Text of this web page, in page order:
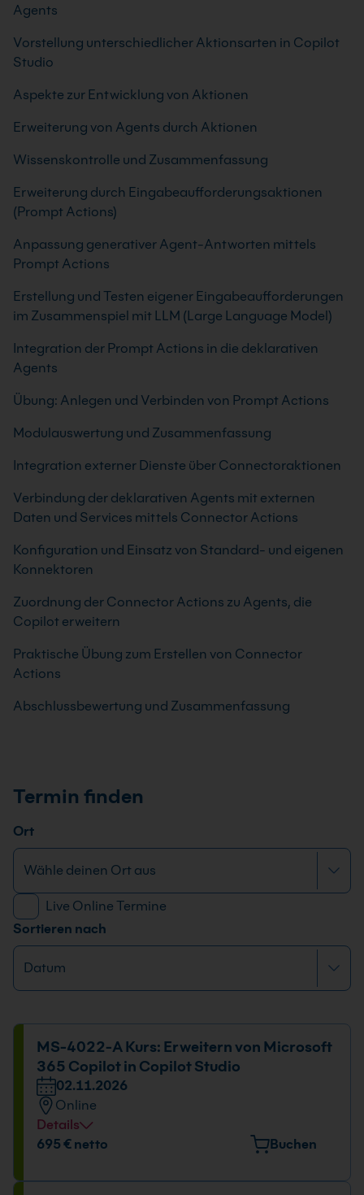
Agents
Vorstellung unterschiedlicher Aktionsarten in Copilot
Studio
Aspekte zur Entwicklung von Aktionen
Erweiterung von Agents durch Aktionen
Wissenskontrolle und Zusammenfassung
Erweiterung durch Eingabeaufforderungsaktionen
(Prompt Actions)
Anpassung generativer Agent-Antworten mittels
Prompt Actions
Erstellung und Testen eigener Eingabeaufforderungen
im Zusammenspiel mit LLM (Large Language Model)
Integration der Prompt Actions in die deklarativen
Agents
Übung: Anlegen und Verbinden von Prompt Actions
Modulauswertung und Zusammenfassung
Integration externer Dienste über Connectoraktionen
Verbindung der deklarativen Agents mit externen
Daten und Services mittels Connector Actions
Konfiguration und Einsatz von Standard- und eigenen
Konnektoren
Zuordnung der Connector Actions zu Agents, die
Copilot erweitern
Praktische Übung zum Erstellen von Connector
Actions
Abschlussbewertung und Zusammenfassung
Termin finden
Ort
Live Online Termine
Sortieren nach
MS-4022-A Kurs: Erweitern von Microsoft
365 Copilot in Copilot Studio
02.11.2026
Online
Details
Datum und Uhrzeit
695 € netto Buchen